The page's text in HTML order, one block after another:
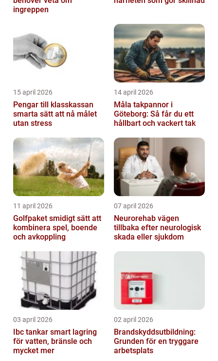
ingreppen
15 april 2026
Pengar till klasskassan
smarta sätt att nå målet
utan stress
14 april 2026
Måla takpannor i
Göteborg: Så får du ett
hållbart och vackert tak
11 april 2026
Golfpaket smidigt sätt att
kombinera spel, boende
och avkoppling
07 april 2026
Neurorehab vägen
tillbaka efter neurologisk
skada eller sjukdom
03 april 2026
Ibc tankar smart lagring
för vatten, bränsle och
mycket mer
02 april 2026
Brandskyddsutbildning:
Grunden för en tryggare
arbetsplats